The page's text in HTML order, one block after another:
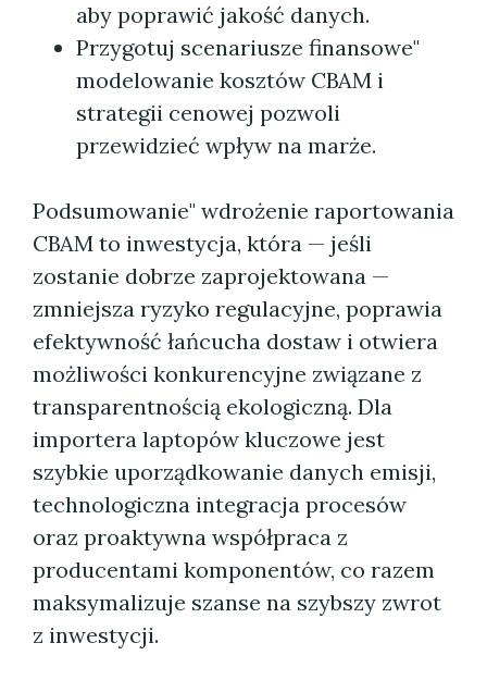
aby poprawić jakość danych.
Przygotuj scenariusze finansowe"
modelowanie kosztów CBAM i
strategii cenowej pozwoli
przewidzieć wpływ na marże.
Podsumowanie" wdrożenie raportowania
CBAM to inwestycja, która — jeśli
zostanie dobrze zaprojektowana —
zmniejsza ryzyko regulacyjne, poprawia
efektywność łańcucha dostaw i otwiera
możliwości konkurencyjne związane z
transparentnością ekologiczną. Dla
importera laptopów kluczowe jest
szybkie uporządkowanie danych emisji,
technologiczna integracja procesów
oraz proaktywna współpraca z
producentami komponentów, co razem
maksymalizuje szanse na szybszy zwrot
z inwestycji.